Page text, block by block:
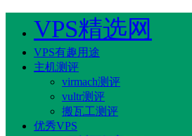
VPS精选网
VPS有趣用途
主机测评
virmach测评
vultr测评
搬瓦工测评
优秀VPS